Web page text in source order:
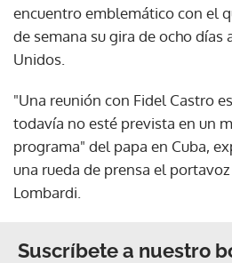
encuentro emblemático con el
de semana su gira de ocho días
Unidos.
"Una reunión con Fidel Castro
todavía no esté prevista en un
programa" del papa en Cuba,
una rueda de prensa el
Lombardi.
Suscríbete a nuestro